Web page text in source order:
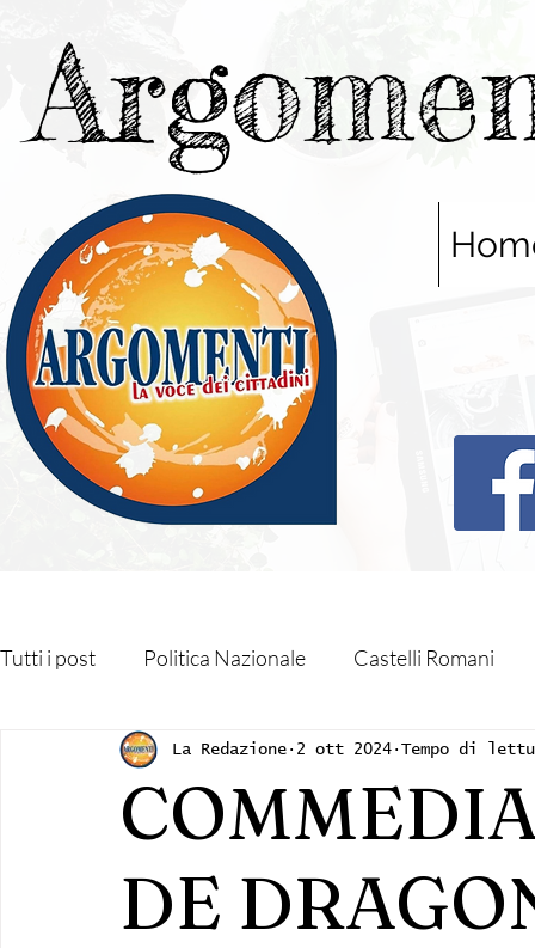
Tutti i post Politica Nazionale Castelli Romani
Roma Capitale Regione Lazio Associazioni
Monteporzio Catone Partner
DE
La Redazione 2 ott 2024 Tempo di